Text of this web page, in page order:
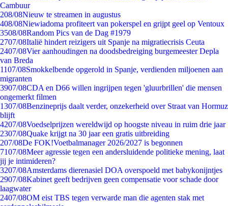
Cambuur
208/08Nieuw te streamen in augustus
408/08Niewiadoma profiteert van pokerspel en grijpt geel op Ventoux
3508/08Random Pics van de Dag #1979
2707/08Italië hindert reizigers uit Spanje na migratiecrisis Ceuta
2407/08Vier aanhoudingen na doodsbedreiging burgemeester Depla
van Breda
1107/08Smokkelbende opgerold in Spanje, verdienden miljoenen aan
migranten
3907/08CDA en D66 willen ingrijpen tegen 'gluurbrillen' die mensen
ongemerkt filmen
1307/08Benzineprijs daalt verder, onzekerheid over Straat van Hormuz
blijft
4207/08Voedselprijzen wereldwijd op hoogste niveau in ruim drie jaar
2307/08Quake krijgt na 30 jaar een gratis uitbreiding
207/08De FOK!Voetbalmanager 2026/2027 is begonnen
7107/08Meer agressie tegen een andersluidende politieke mening, laat
jij je intimideren?
3207/08Amsterdams dierenasiel DOA overspoeld met babykonijntjes
2907/08Kabinet geeft bedrijven geen compensatie voor schade door
laagwater
2407/08OM eist TBS tegen verwarde man die agenten stak met